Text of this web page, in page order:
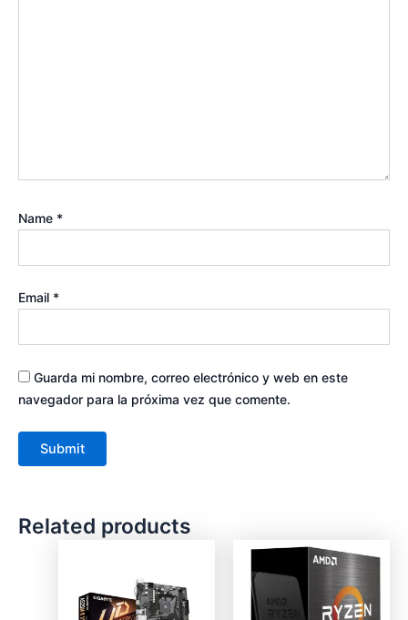
Name *
Email *
Guarda mi nombre, correo electrónico y web en este
navegador para la próxima vez que comente.
Related products